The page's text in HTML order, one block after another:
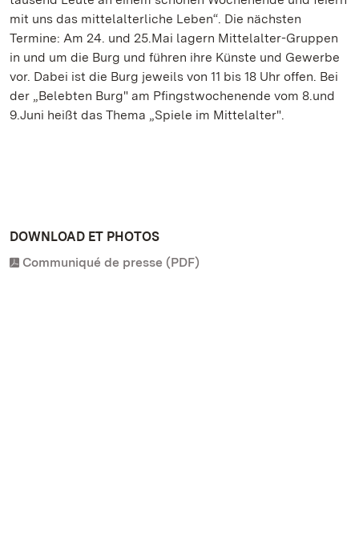
mit uns das mittelalterliche Leben“. Die nächsten
Termine: Am 24. und 25.Mai lagern Mittelalter-Gruppen
in und um die Burg und führen ihre Künste und Gewerbe
vor. Dabei ist die Burg jeweils von 11 bis 18 Uhr offen. Bei
der „Belebten Burg" am Pfingstwochenende vom 8.und
9.Juni heißt das Thema „Spiele im Mittelalter".
DOWNLOAD ET PHOTOS
Communiqué de presse (PDF)